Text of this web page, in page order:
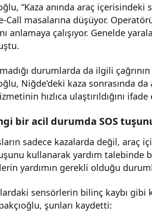
“Kaza anında araç içerisindeki
Call masalarına düşüyor.
anlamaya çalışıyor. Genelde
durumlarda da ilgili
Niğde’deki kaza sonrasında
hızlıca ulaştırıldığını
bir acil durumda SOS
sadece kazalarda değil, araç
kullanarak yardım talebinde
yardımın gerekli olduğu
sensörlerin bilinç kaybı
şunları kaydetti: